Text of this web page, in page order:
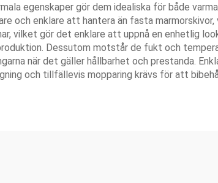
egenskaper gör dem idealiska för både
och enklare att hantera än fasta
vilket gör det enklare att uppnå en enhetlig
Dessutom motstår de fukt och
när det gäller hållbarhet och prestanda.
och tillfällevis mopparing krävs för att